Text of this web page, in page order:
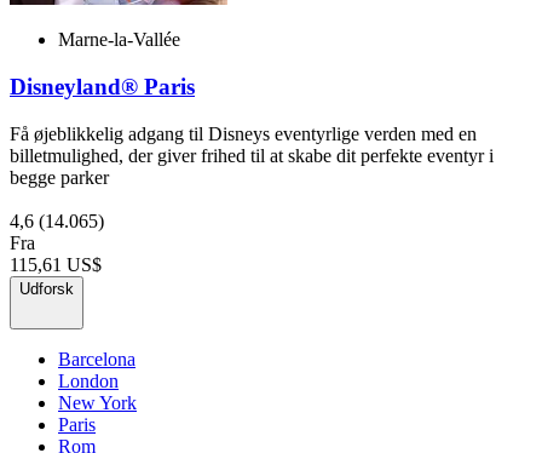
Marne-la-Vallée
Disneyland® Paris
Få øjeblikkelig adgang til Disneys eventyrlige verden med en
billetmulighed, der giver frihed til at skabe dit perfekte eventyr i
begge parker
4,6 (14.065)
Fra
115,61 US$
Udforsk
Barcelona
London
New York
Paris
Rom